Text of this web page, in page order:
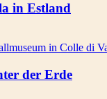
in Estland
der Erde